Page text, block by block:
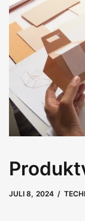
JULI 8, 2024
17. SEPTEMBER 2025
byuser